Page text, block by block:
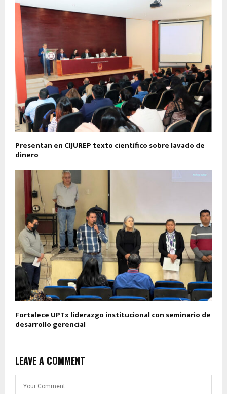
Presentan en CIJUREP texto científico sobre lavado de
dinero
Fortalece UPTx liderazgo institucional con seminario de
desarrollo gerencial
LEAVE A COMMENT